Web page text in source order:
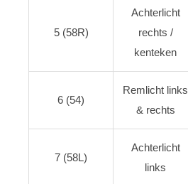
5 (58R)
Achterlicht
rechts /
kenteken
6 (54)
Remlicht links
& rechts
7 (58L)
Achterlicht
links